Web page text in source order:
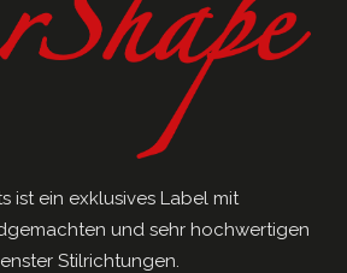
ist ein exklusives Label mit
und sehr hochwertigen
Stilrichtungen.